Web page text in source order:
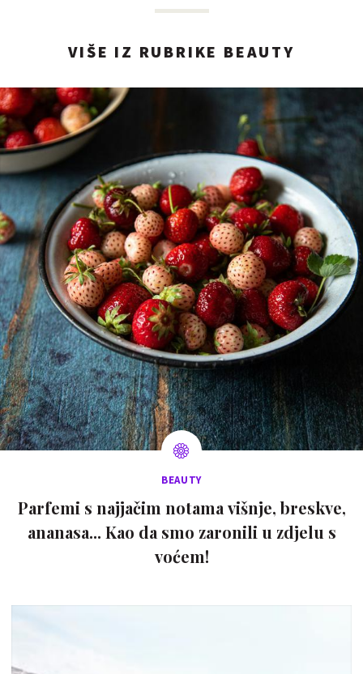
VIŠE IZ RUBRIKE BEAUTY
BEAUTY
Parfemi s najjačim notama višnje, breskve,
ananasa... Kao da smo zaronili u zdjelu s
voćem!